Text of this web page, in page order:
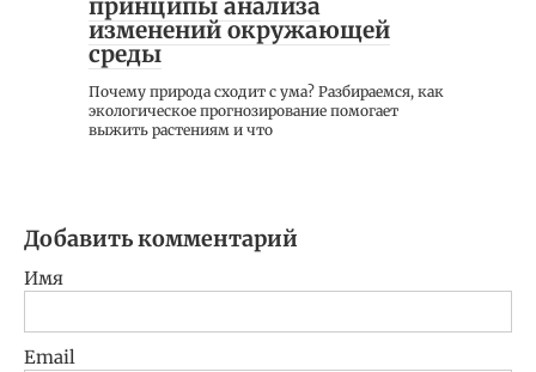
принципы анализа
изменений окружающей
среды
Почему природа сходит с ума? Разбираемся, как
экологическое прогнозирование помогает
выжить растениям и что
Добавить комментарий
Имя
Email